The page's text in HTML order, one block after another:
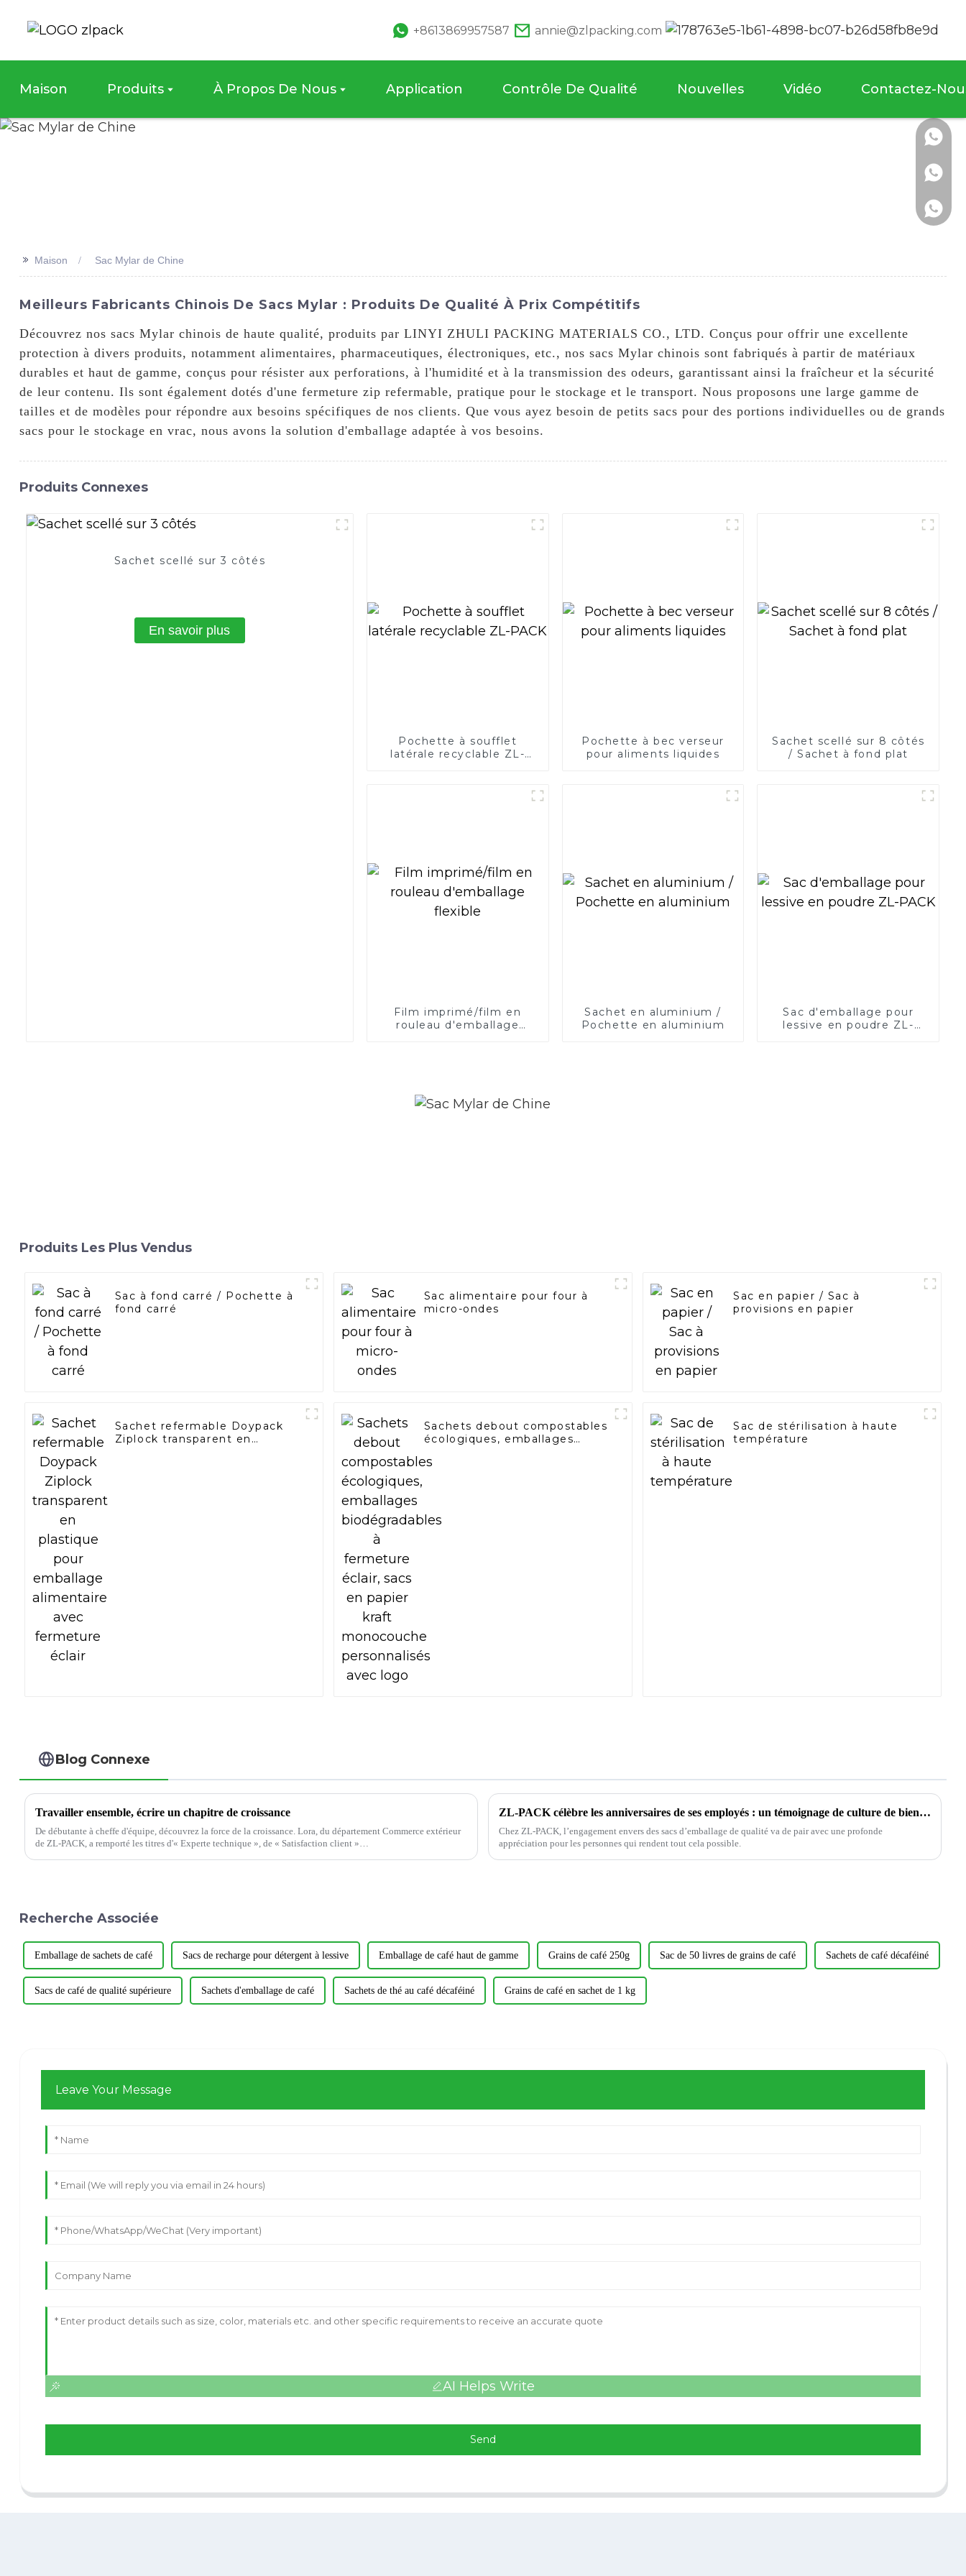
+8613869957587 annie@zlpacking.com
Maison Produits À Propos De Nous Application Contrôle De Qualité Nouvelles Vidéo Contactez-
>> Maison Sac Mylar de Chine
Meilleurs Fabricants Chinois De Sacs Mylar : Produits De Qualité À Prix Compétitifs
Découvrez nos sacs Mylar chinois de haute qualité, produits par LINYI ZHULI PACKING MATERIALS CO., LTD. Conçus pour offrir une excellente
protection à divers produits, notamment alimentaires, pharmaceutiques, électroniques, etc., nos sacs Mylar chinois sont fabriqués à partir de matériaux
durables et haut de gamme, conçus pour résister aux perforations, à l'humidité et à la transmission des odeurs, garantissant ainsi la fraîcheur et la sécurité
de leur contenu. Ils sont également dotés d'une fermeture zip refermable, pratique pour le stockage et le transport. Nous proposons une large gamme de
tailles et de modèles pour répondre aux besoins spécifiques de nos clients. Que vous ayez besoin de petits sacs pour des portions individuelles ou de grands
sacs pour le stockage en vrac, nous avons la solution d'emballage adaptée à vos besoins.
Produits Connexes
Sachet scellé sur 3 côtés
En savoir plus
Pochette à soufflet
latérale recyclable ZL-
Pochette à bec verseur
pour aliments liquides
Sachet scellé sur 8 côtés
/ Sachet à fond plat
Film imprimé/film en
rouleau d'emballage
Sachet en aluminium /
Pochette en aluminium
Sac d'emballage pour
lessive en poudre ZL-
Produits Les Plus Vendus
Sac à fond carré / Pochette à
fond carré
Sac alimentaire pour four à
micro-ondes
Sac en papier / Sac à
provisions en papier
Sachet refermable Doypack
Ziplock transparent en
Sachets debout compostables
écologiques, emballages
éclair, sacs en papier kraft
Sac de stérilisation à haute
température
Blog Connexe
Travailler ensemble, écrire un chapitre de croissance
De débutante à cheffe d'équipe, découvrez la force de la croissance. Lora, du département Commerce extérieur
de ZL-PACK, a remporté les titres d'« Experte technique », de « Satisfaction client »…
ZL-PACK célèbre les anniversaires de ses employés : un témoignage de culture de bienveillance
Chez ZL-PACK, l’engagement envers des sacs d’emballage de qualité va de pair avec une profonde
appréciation pour les personnes qui rendent tout cela possible.
Recherche Associée
Emballage de sachets de café Sacs de recharge pour détergent à lessive Emballage de café haut de gamme Grains de café 250g Sac de 50 livres de grains de café Sachets de café décaféiné
Sacs de café de qualité supérieure Sachets d'emballage de café Sachets de thé au café décaféiné Grains de café en sachet de 1 kg
Leave Your Message
AI Helps Write
Send